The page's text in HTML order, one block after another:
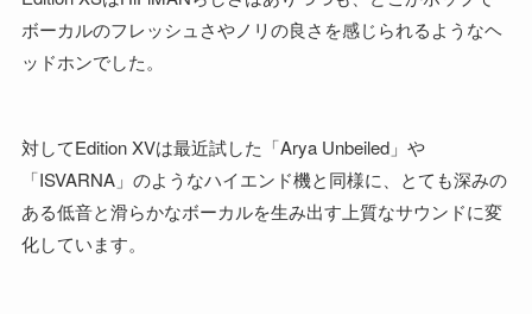
ボーカルのフレッシュさやノリの良さを感じられるようなヘ
ッドホンでした。
対してEdition XVは最近試した「Arya Unbeiled」や
「ISVARNA」のようなハイエンド機と同様に、とても深みの
ある低音と滑らかなボーカルを生み出す上質なサウンドに変
化しています。